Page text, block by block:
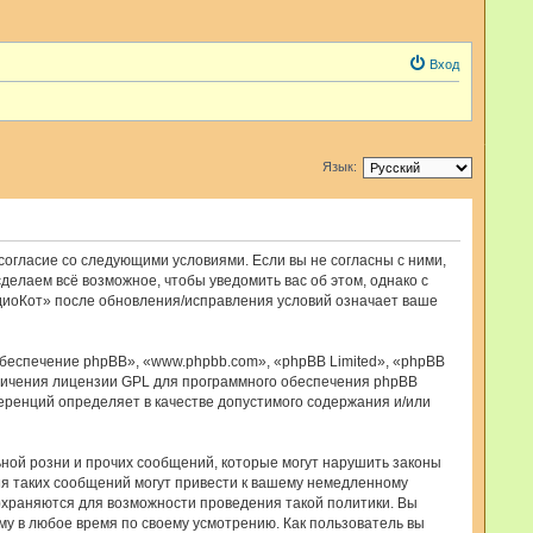
Вход
Язык:
со следующими условиями. Если вы не согласны с ними,
всё возможное, чтобы уведомить вас об этом, однако с
после обновления/исправления условий означает ваше
phpBB», «www.phpbb.com», «phpBB Limited», «phpBB
лицензии GPL для программного обеспечения phpBB
определяет в качестве допустимого содержания и/или
розни и прочих сообщений, которые могут нарушить законы
сообщений могут привести к вашему немедленному
для возможности проведения такой политики. Вы
в любое время по своему усмотрению. Как пользователь вы